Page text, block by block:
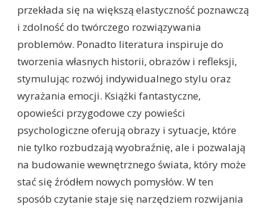
przekłada się na większą elastyczność poznawczą
i zdolność do twórczego rozwiązywania
problemów. Ponadto literatura inspiruje do
tworzenia własnych historii, obrazów i refleksji,
stymulując rozwój indywidualnego stylu oraz
wyrażania emocji. Książki fantastyczne,
opowieści przygodowe czy powieści
psychologiczne oferują obrazy i sytuacje, które
nie tylko rozbudzają wyobraźnię, ale i pozwalają
na budowanie wewnętrznego świata, który może
stać się źródłem nowych pomysłów. W ten
sposób czytanie staje się narzędziem rozwijania